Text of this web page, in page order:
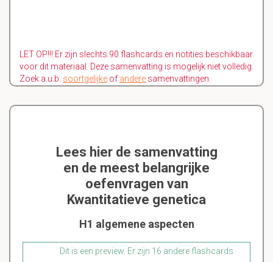
LET OP!!! Er zijn slechts 90 flashcards en notities beschikbaar
voor dit materiaal. Deze samenvatting is mogelijk niet volledig.
Zoek a.u.b. soortgelijke of andere samenvattingen.
Lees hier de samenvatting
en de meest belangrijke
oefenvragen van
Kwantitatieve genetica
H1 algemene aspecten
Dit is een preview. Er zijn 16 andere flashcards